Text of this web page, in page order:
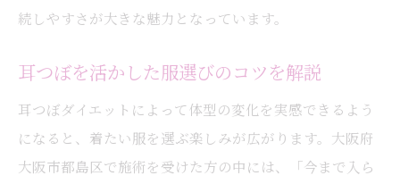
続しやすさが大きな魅力となっています。
耳つぼを活かした服選びのコツを解説
耳つぼダイエットによって体型の変化を実感できるよう
になると、着たい服を選ぶ楽しみが広がります。大阪府
大阪市都島区で施術を受けた方の中には、「今まで入ら